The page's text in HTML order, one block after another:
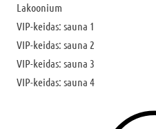
Lakoonium
VIP-keidas: sauna 1
VIP-keidas: sauna 2
VIP-keidas: sauna 3
VIP-keidas: sauna 4